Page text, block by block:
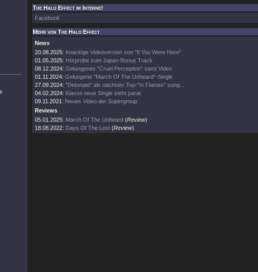
The Halo Effect im Internet
Facebook
Mehr von The Halo Effect
News
20.08.2025: Knackige Videoversion von "If You Were Here"
01.05.2025: Hörprobe zum Japan-Bonus Track
08.12.2024: Gelungenes "Cruel Perception" samt Video
01.11.2024: Gelungene "March Of The Unheard"-Single
27.09.2024: "Detonate" als nächster Top-"In Flames" song...
04.02.2024: Klasse neue Single steht parat
09.11.2021: Neues Video der Supergroup
Reviews
05.01.2025: March Of The Unheard (Review)
18.08.2022: Days Of The Lost (Review)